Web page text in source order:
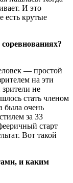
И это
есть крутые
— простой
на эти
не
стать членом
была очень
за 33
старт
Вот такой
и каким